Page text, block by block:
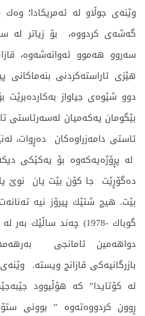
وێنه‌ی جوڵاو له‌ ئه‌مریكادا؛
گه‌شه‌ی كردووه‌، بۆ زیاتر له‌
سه‌روو هه‌موو ئه‌وانه‌شه‌وه،‌
هێزی ئاراسته‌كردنی بنه‌ماكانی
دوو شێوه‌ی جیاواز به‌كارده‌برێت
بێگومان یه‌كه‌میان له‌سه‌رئاستی
ئاستی دامه‌زراوه‌كان ده‌ڕوات،
له‌ پڕۆژه‌یه‌كه‌وه‌ بۆ یه‌كێكی
ده‌گۆڕێت جا كۆن بێت یان نوێ
بێت. هیچ شتێك پیرۆز نیه‌
گوباك -1978) چه‌ند ساڵێك
دواهه‌مین ئامانجی
بازرگانیه‌كی قازانج ویسته.
له‌ كۆتایدا” كه‌ هۆڵیوود
ڕوون كردووه‌ته‌وه‌ ” بوونی